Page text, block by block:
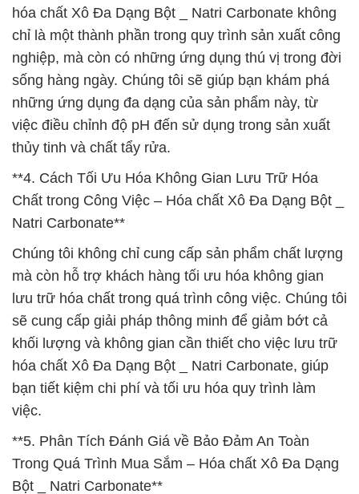
hóa chất Xô Đa Dạng Bột _ Natri Carbonate không
chỉ là một thành phần trong quy trình sản xuất công
nghiệp, mà còn có những ứng dụng thú vị trong đời
sống hàng ngày. Chúng tôi sẽ giúp bạn khám phá
những ứng dụng đa dạng của sản phẩm này, từ
việc điều chỉnh độ pH đến sử dụng trong sản xuất
thủy tinh và chất tẩy rửa.
**4. Cách Tối Ưu Hóa Không Gian Lưu Trữ Hóa
Chất trong Công Việc – Hóa chất Xô Đa Dạng Bột _
Natri Carbonate**
Chúng tôi không chỉ cung cấp sản phẩm chất lượng
mà còn hỗ trợ khách hàng tối ưu hóa không gian
lưu trữ hóa chất trong quá trình công việc. Chúng tôi
sẽ cung cấp giải pháp thông minh để giảm bớt cả
khối lượng và không gian cần thiết cho việc lưu trữ
hóa chất Xô Đa Dạng Bột _ Natri Carbonate, giúp
bạn tiết kiệm chi phí và tối ưu hóa quy trình làm
việc.
**5. Phân Tích Đánh Giá về Bảo Đảm An Toàn
Trong Quá Trình Mua Sắm – Hóa chất Xô Đa Dạng
Bột _ Natri Carbonate**